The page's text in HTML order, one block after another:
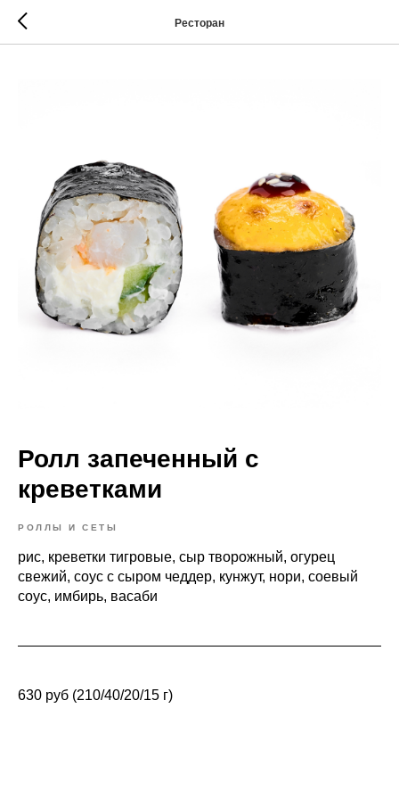
Ресторан
Ролл запеченный с
креветками
РОЛЛЫ И СЕТЫ
рис, креветки тигровые, сыр творожный, огурец
свежий, соус с сыром чеддер, кунжут, нори, соевый
соус, имбирь, васаби
630 руб (210/40/20/15 г)